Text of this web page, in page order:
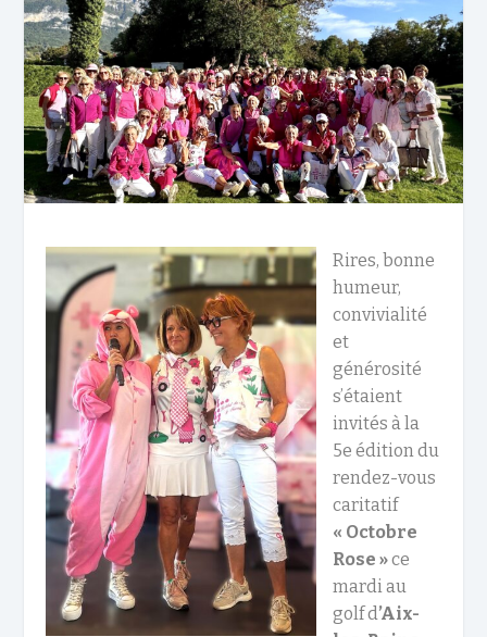
Rires, bonne
humeur,
convivialité
et
générosité
s’étaient
invités à la
5e édition du
rendez-vous
caritatif
« Octobre
Rose »ce
mardi au
golf d ’Aix-